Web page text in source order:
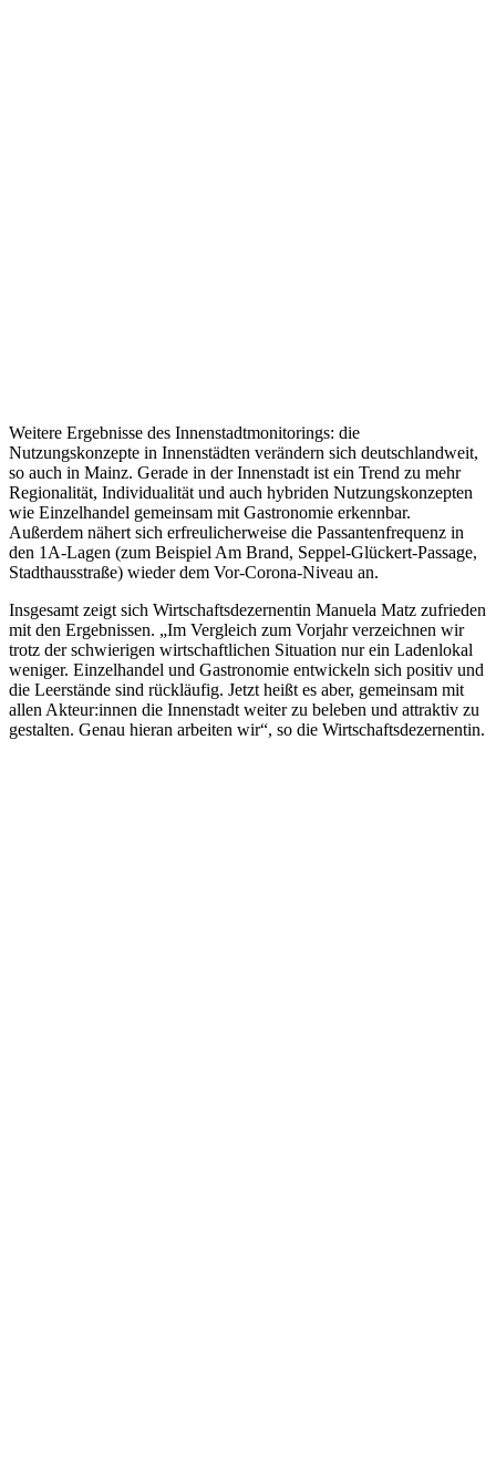
Weitere Ergebnisse des Innenstadtmonitorings: die
Nutzungskonzepte in Innenstädten verändern sich deutschlandweit,
so auch in Mainz. Gerade in der Innenstadt ist ein Trend zu mehr
Regionalität, Individualität und auch hybriden Nutzungskonzepten
wie Einzelhandel gemeinsam mit Gastronomie erkennbar.
Außerdem nähert sich erfreulicherweise die Passantenfrequenz in
den 1A-Lagen (zum Beispiel Am Brand, Seppel-Glückert-Passage,
Stadthausstraße) wieder dem Vor-Corona-Niveau an.
Insgesamt zeigt sich Wirtschaftsdezernentin Manuela Matz zufrieden
mit den Ergebnissen. „Im Vergleich zum Vorjahr verzeichnen wir
trotz der schwierigen wirtschaftlichen Situation nur ein Ladenlokal
weniger. Einzelhandel und Gastronomie entwickeln sich positiv und
die Leerstände sind rückläufig. Jetzt heißt es aber, gemeinsam mit
allen Akteur:innen die Innenstadt weiter zu beleben und attraktiv zu
gestalten. Genau hieran arbeiten wir“, so die Wirtschaftsdezernentin.